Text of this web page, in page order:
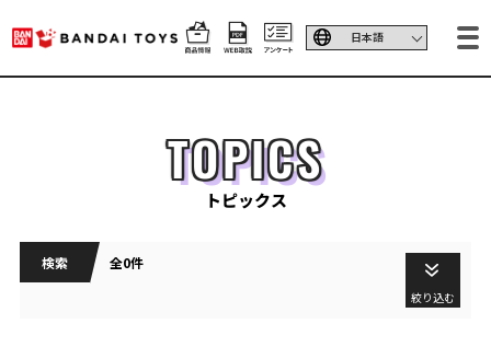
TOPICS
トピックス
検索 全0件
絞り込む